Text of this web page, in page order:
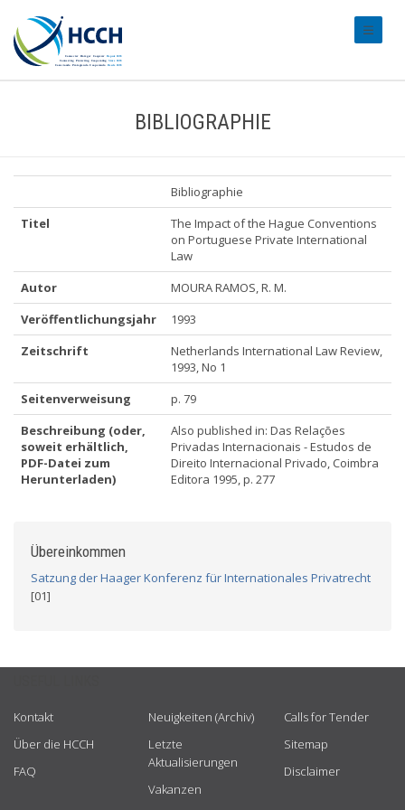
BIBLIOGRAPHIE
Bibliographie
Titel
The Impact of the Hague Conventions
on Portuguese Private International
Law
Autor
MOURA RAMOS, R. M.
Veröffentlichungsjahr
1993
Zeitschrift
Netherlands International Law Review,
1993, No 1
Seitenverweisung
p. 79
Beschreibung (oder,
soweit erhältlich,
PDF-Datei zum
Herunterladen)
Also published in: Das Relações
Privadas Internacionais - Estudos de
Direito Internacional Privado, Coimbra
Editora 1995, p. 277
Übereinkommen
Satzung der Haager Konferenz für Internationales Privatrecht
[01]
Kontakt
Über die HCCH
FAQ
Neuigkeiten (Archiv)
Letzte
Aktualisierungen
Vakanzen
Calls for Tender
Sitemap
Disclaimer